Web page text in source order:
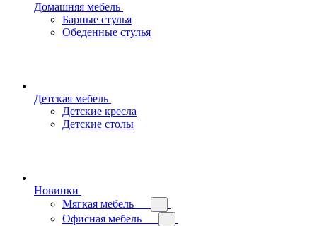
Домашняя мебель
Барные стулья
Обеденные стулья
Детская мебель
Детские кресла
Детские столы
Новинки
Мягкая мебель
Офисная мебель